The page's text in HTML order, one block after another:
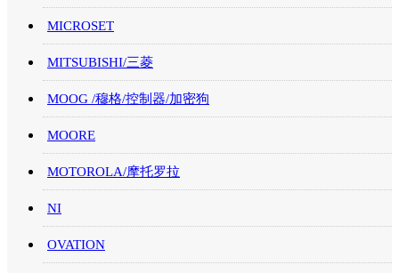
MICROSET
MITSUBISHI/三菱
MOOG /穆格/控制器/加密狗
MOORE
MOTOROLA/摩托罗拉
NI
OVATION